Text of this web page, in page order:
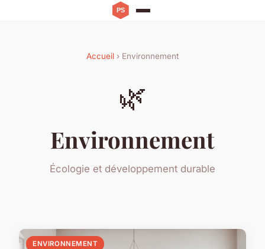
Accueil › Environnement
🌿
Environnement
Écologie et développement durable
ENVIRONNEMENT